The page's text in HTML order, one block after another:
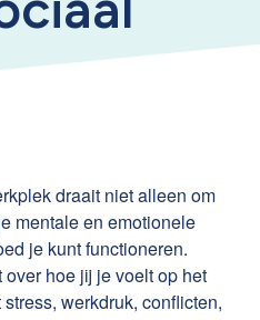
draait niet alleen om
mentale en emotionele
je kunt functioneren.
hoe jij je voelt op het
werkdruk, conflicten,